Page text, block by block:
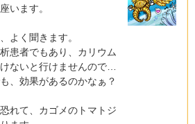
います。
よく聞きます。
患者でもあり、カリウム
ないと行けませんので…
、効果があるのかなぁ？
れて、カゴメのトマトジ